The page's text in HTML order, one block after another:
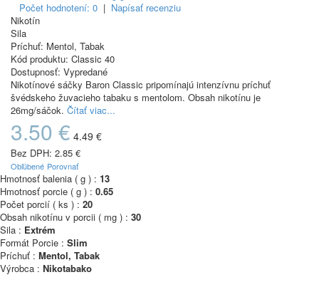
Počet hodnotení: 0 | Napísať recenziu
Nikotín
Sila
Príchuť: Mentol, Tabak
Kód produktu: Classic 40
Dostupnosť: Vypredané
Nikotínové sáčky Baron Classic pripomínajú intenzívnu príchuť
švédskeho žuvacieho tabaku s mentolom. Obsah nikotínu je
26mg/sáčok. Čítať viac...
3.50 € 4.49 €
Bez DPH: 2.85 €
Obľúbené Porovnať
Hmotnosť balenia ( g ) : 13
Hmotnosť porcie ( g ) : 0.65
Počet porcií ( ks ) : 20
Obsah nikotínu v porcii ( mg ) : 30
Sila : Extrém
Formát Porcie : Slim
Príchuť : Mentol, Tabak
Výrobca : Nikotabako